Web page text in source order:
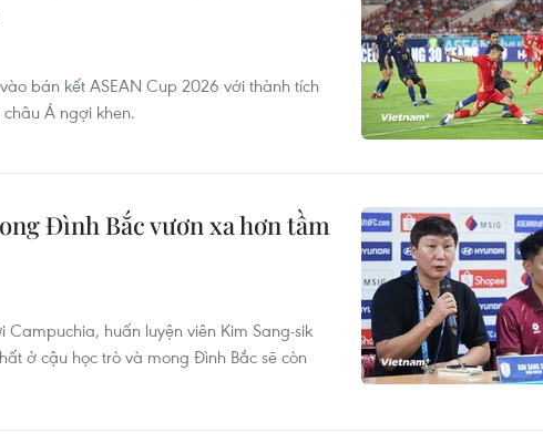
bán kết ASEAN Cup 2026 với thành tích
Á ngợi khen.
Đình Bắc vươn xa hơn tầm
huấn luyện viên Kim Sang-sik
ở cậu học trò và mong Đình Bắc sẽ còn